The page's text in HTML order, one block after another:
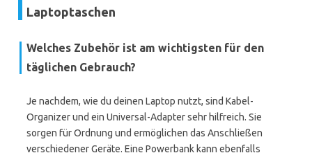
Laptoptaschen
Welches Zubehör ist am wichtigsten für den
täglichen Gebrauch?
Je nachdem, wie du deinen Laptop nutzt, sind Kabel-
Organizer und ein Universal-Adapter sehr hilfreich. Sie
sorgen für Ordnung und ermöglichen das Anschließen
verschiedener Geräte. Eine Powerbank kann ebenfalls